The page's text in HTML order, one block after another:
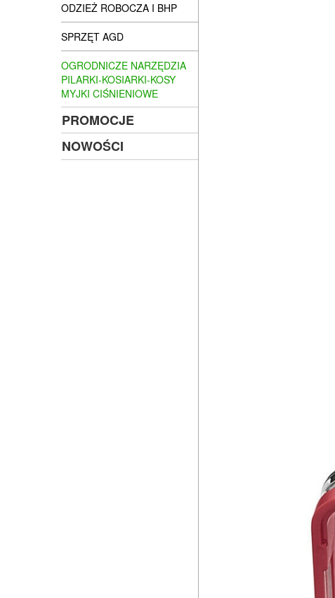
ODZIEŻ ROBOCZA I BHP
SPRZĘT AGD
OGRODNICZE NARZĘDZIA
PILARKI-KOSIARKI-KOSY
MYJKI CIŚNIENIOWE
PROMOCJE
NOWOŚCI